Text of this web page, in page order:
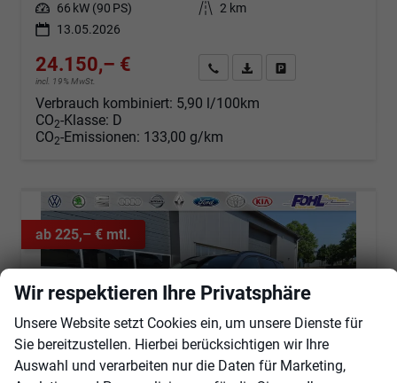
Leistung 66 kW (90 PS) Kilometerstand 2 km
13.05.2026
24.150,– €
incl. 19% MwSt.
Angebot anfordern
Fahrzeugexpose (PDF)
Verbrauch kombiniert: 5,90 l/100km
CO2-Klasse: D
CO2-Emissionen: 133,00 g/km
ab 225,– € mtl.
Wir respektieren Ihre Privatsphäre
Unsere Website setzt Cookies ein, um unsere Dienste für
Sie bereitzustellen. Hierbei berücksichtigen wir Ihre
Auswahl und verarbeiten nur die Daten für Marketing,